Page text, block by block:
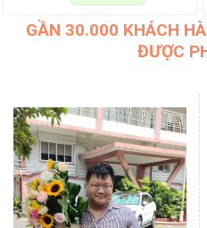
GẦN 30.000 KHÁCH
ĐƯỢC